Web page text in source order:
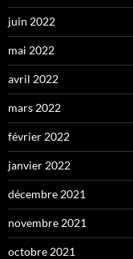
juin 2022
mai 2022
avril 2022
mars 2022
février 2022
janvier 2022
décembre 2021
novembre 2021
octobre 2021